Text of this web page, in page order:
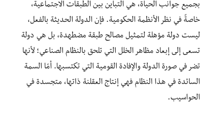
بجميع جوانب الحياة، هي التباين بين الطبقات الاجتماعية،
خاصةً في نظر الأنظمة الحكومية. فإن الدولة الحديثة بالفعل،
ليست دولة مؤهلة لتمثيل مصالح طبقة مضطهدة، بل هي دولة
تسعى إلى إبعاد مظاهر الخلل التي تلحق بالنظام الصناعي؛ لأنها
تضر في صورة الدولة والإفادة القومية التي تكتسبها. أمّا السمة
السائدة في هذا النظام فهي إنتاج العقلنة ذاتها، متجسدة في
الحواسيب.